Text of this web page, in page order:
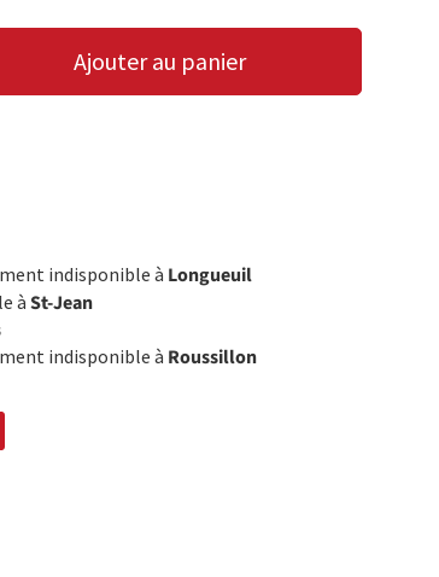
LA QUANTITÉ
Ajouter au panier
indisponible à Longueuil
àSt-Jean
indisponible à Roussillon